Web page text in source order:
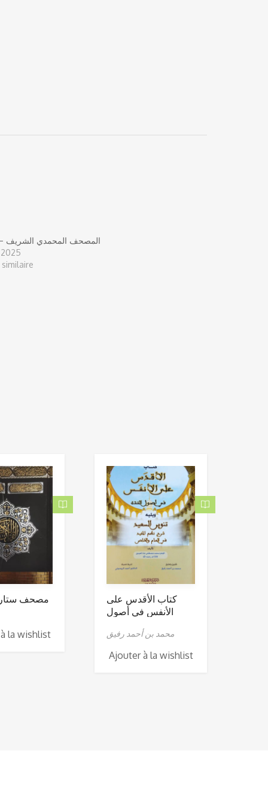
المصحف المحمدي الشريف
مصحف ستار
la wishlist
كتاب الأقدس على
الأنفس في أصول
محمد بن أحمد رفيق
Ajouter à la wishlist